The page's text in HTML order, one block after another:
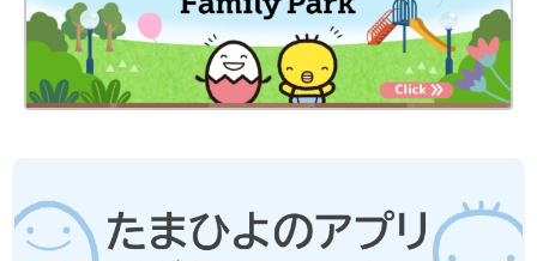
ド」を目安に、作りやすい分量にしています。赤ちゃんの食べら
れる量・かたさなどには個人差があるので、その子に合ったペー
スで進めましょう。なお、食物アレルギーと診断されている場合
は、医師の指導、指示に従ってください。
分をたして焦げないようにご注意ください。
●水やだし汁の量は目安です。仕上がりが水分が少なく食べにく
いときは、水分をたして再度短時間加熱して調節してください。